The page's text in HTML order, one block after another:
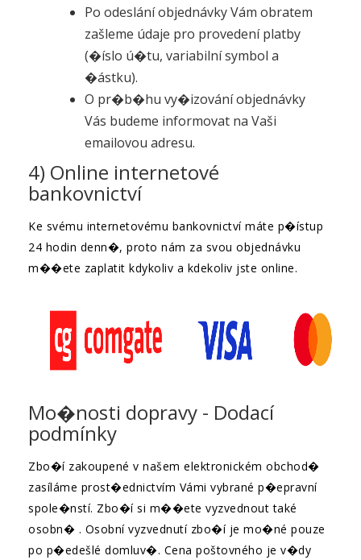
Po odeslání objednávky Vám obratem
zašleme údaje pro provedení platby
(�íslo ú�tu, variabilní symbol a
�ástku).
O pr�b�hu vy�izování objednávky
Vás budeme informovat na Vaši
emailovou adresu.
4) Online internetové
bankovnictví
Ke svému internetovému bankovnictví máte p�ístup
24 hodin denn�, proto nám za svou objednávku
m��ete zaplatit kdykoliv a kdekoliv jste online.
Mo�nosti dopravy - Dodací
podmínky
Zbo�í zakoupené v našem elektronickém obchod�
zasíláme prost�ednictvím Vámi vybrané p�epravní
spole�nstí. Zbo�í si m��ete vyzvednout také
osobn� . Osobní vyzvednutí zbo�í je mo�né pouze
po p�edešlé domluv�. Cena poštovného je v�dy